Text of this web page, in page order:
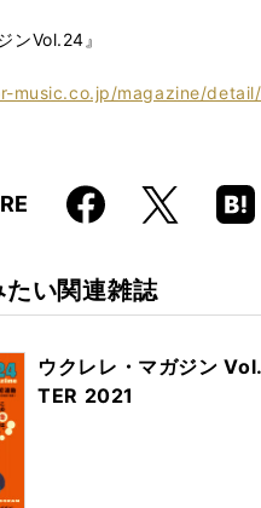
ンVol.24』
music.co.jp/magazine/
Faceboo
k
X
Hatena
Boo
い関連雑誌
ウクレレ・マガジン
TER 2021